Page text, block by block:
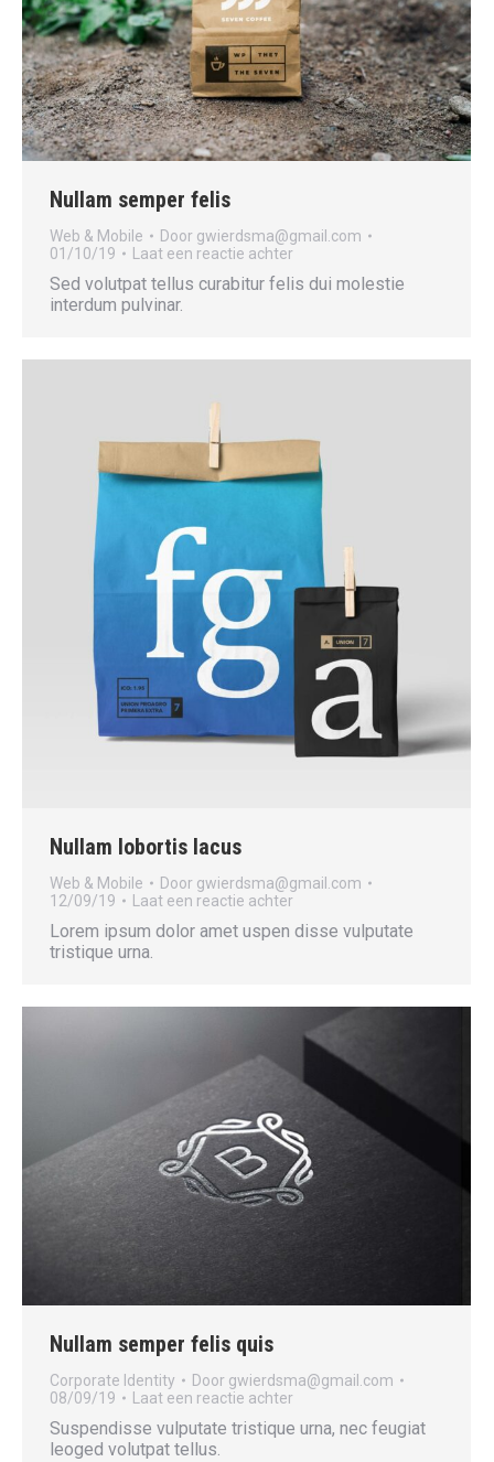
Nullam semper felis
Web & Mobile Door gwierdsma@gmail.com
01/10/19
Laat een reactie achter
Sed volutpat tellus curabitur felis dui molestie
interdum pulvinar.
Nullam lobortis lacus
Web & Mobile Door gwierdsma@gmail.com
12/09/19
Laat een reactie achter
Lorem ipsum dolor amet uspen disse vulputate
tristique urna.
Nullam semper felis quis
Corporate Identity Door gwierdsma@gmail.com
08/09/19
Laat een reactie achter
Suspendisse vulputate tristique urna, nec feugiat
leoged volutpat tellus.